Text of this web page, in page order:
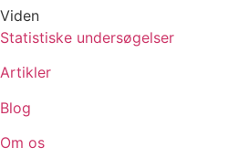
Viden
Statistiske undersøgelser
Artikler
Blog
Om os